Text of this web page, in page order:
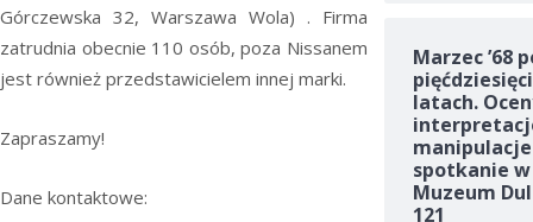
Górczewska 32, Warszawa Wola) . Firma
zatrudnia obecnie 110 osób, poza Nissanem
jest również przedstawicielem innej marki.
Zapraszamy!
Dane kontaktowe:
Marzec ’68
latach.
spotkanie w
Muzeum
121